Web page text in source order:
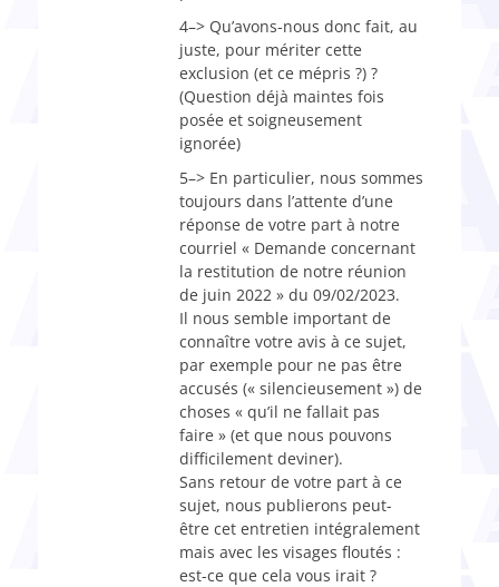
4–> Qu’avons-nous donc fait, au
juste, pour mériter cette
exclusion (et ce mépris ?) ?
(Question déjà maintes fois
posée et soigneusement
ignorée)
5–> En particulier, nous sommes
toujours dans l’attente d’une
réponse de votre part à notre
courriel « Demande concernant
la restitution de notre réunion
de juin 2022 » du 09/02/2023.
Il nous semble important de
connaître votre avis à ce sujet,
par exemple pour ne pas être
accusés (« silencieusement ») de
choses « qu’il ne fallait pas
faire » (et que nous pouvons
difficilement deviner).
Sans retour de votre part à ce
sujet, nous publierons peut-
être cet entretien intégralement
mais avec les visages floutés :
est-ce que cela vous irait ?